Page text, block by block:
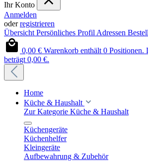
Ihr Konto
Anmelden
oderregistrieren
Übersicht Persönliches Profil Adressen
0,00 € Warenkorb enthält 0 Positionen.
beträgt 0,00 €.
Home
Küche & Haushalt
Zur Kategorie Küche & Haushalt
Küchengeräte
Küchenhelfer
Kleingeräte
Aufbewahrung & Zubehör